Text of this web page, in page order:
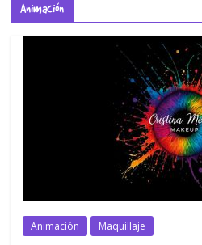
Animación
Animación Maquillaje